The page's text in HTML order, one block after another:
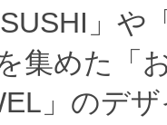
」や
集めた「
」のデ